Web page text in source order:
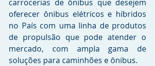
carrocerias de ônibus que desejem
oferecer ônibus elétricos e híbridos
no País com uma linha de produtos
de propulsão que pode atender o
mercado, com ampla gama de
soluções para caminhões e ônibus.